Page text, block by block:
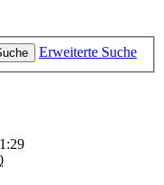
Erweiterte Suche